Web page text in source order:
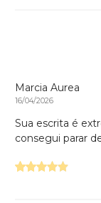
Marcia Aurea
16/04/2026
Sua escrita é
consegui parar